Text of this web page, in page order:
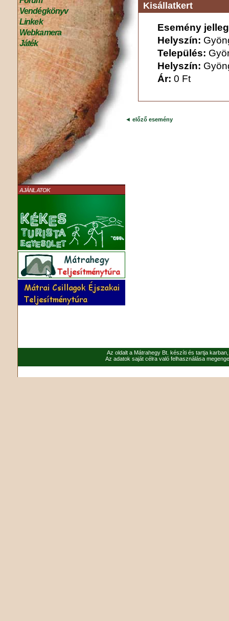
Vendégkönyv
Linkek
Webkamera
Játék
AJÁNLATOK
Kisállatkert
Esemény
Helyszín:
Település:
Helyszín:
Ár: 0 Ft
◄ előző esemény
Az oldalt a Mátrahegy Bt. készíti és tartja
Az adatok saját célra való felhasználása